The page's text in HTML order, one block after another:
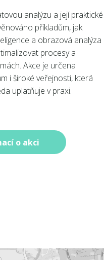
analýzu a její praktické
příkladům, jak
a obrazová analýza
procesy a
Akce je určena
i široké veřejnosti, která
uplatňuje v praxi.
o akci